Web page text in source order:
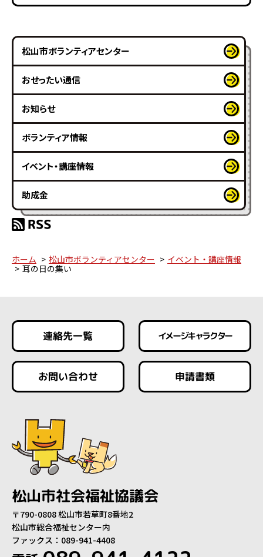
松山市ボランティアセンター
おせったい通信
お知らせ
ボランティア情報
イベント・講座情報
助成金
ホーム 松山市ボランティアセンター
イベント・講座情報
耳の日の集い
連絡先一覧 イメージキャラクター
お問い合わせ 申請書類
松山市社会福祉協議会
〒790-0808 松山市若草町8番地2
松山市総合福祉センター内
ファックス：089-941-4408